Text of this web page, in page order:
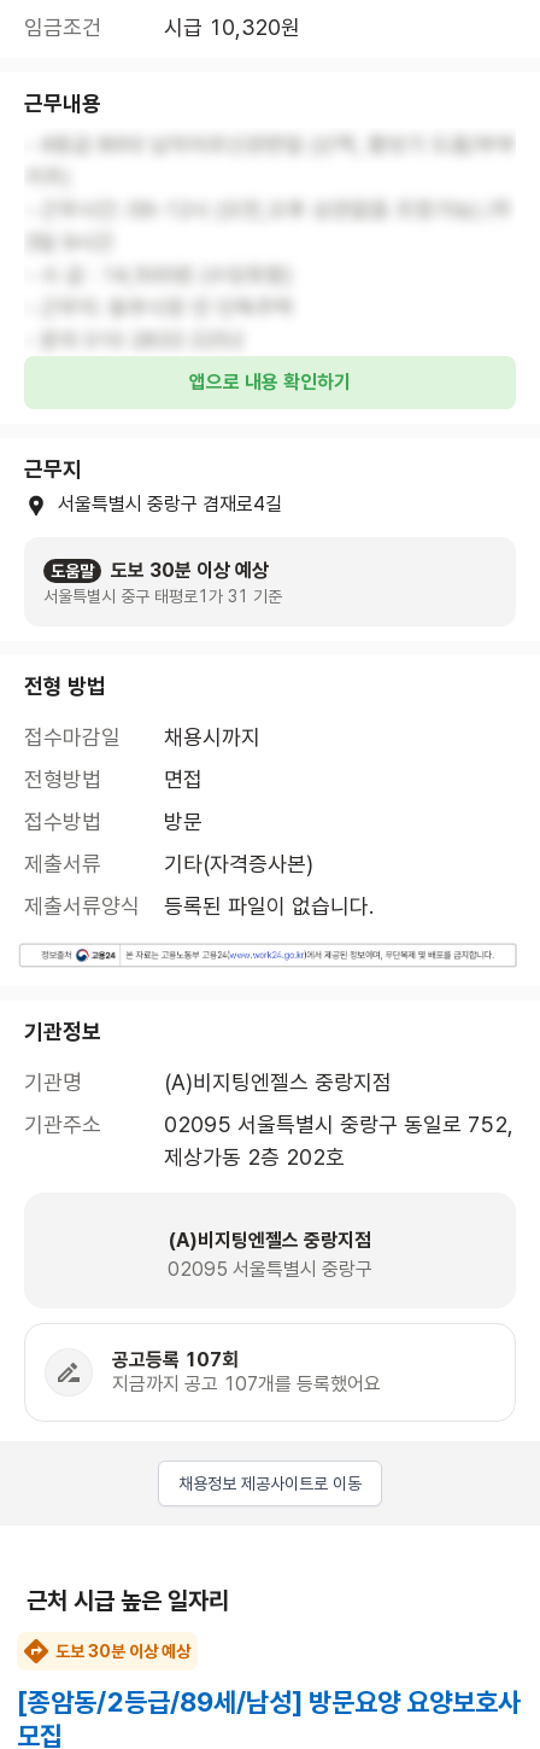
임금조건
시급 10,320원
근무내용
앱으로 내용 확인하기
근무지
서울특별시 중랑구 겸재로4길
도움말 도보 30분 이상 예상
서울특별시 중구 태평로1가 31 기준
전형 방법
접수마감일
채용시까지
전형방법
면접
접수방법
방문
제출서류
기타(자격증사본)
제출서류양식
등록된 파일이 없습니다.
기관정보
기관명
(A)비지팅엔젤스 중랑지점
기관주소
02095 서울특별시 중랑구 동일로 752,
제상가동 2층 202호
(A)비지팅엔젤스 중랑지점
02095 서울특별시 중랑구
공고등록 107회
지금까지 공고 107개를 등록했어요
채용정보 제공사이트로 이동
근처 시급 높은 일자리
도보 30분 이상 예상
[종암동/2등급/89세/남성] 방문요양 요양보호사
모집